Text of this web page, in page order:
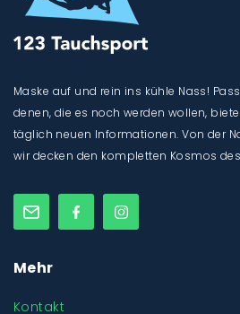
Maske auf und rein ins kühle Nass!
denen, die es noch werden wollen,
täglich neuen Informationen. Von der
wir decken den kompletten Kosmos
Mehr
Kontakt